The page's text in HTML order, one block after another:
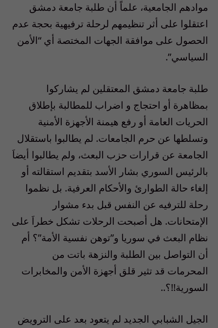
موادهم الجامعية، علماً أن طلبة جامعة دمشق
اعتقلوا على أثر تنظيمهم لرحلة ترفيهية بحجة عدم
الحصول على موافقة الجهات المختصة أي “الأمن
السياسي”.
طلبة جامعة دمشق المعتقلين لم يشاركوا
بمظاهرة أو احتجاج و اضراب للمطالبة بإطلاق
الحريات العامة أو رفع هيمنة الأجهزة الأمنية
وتسلطها عن حرم الجامعات. لم يطالبوا باستقلال
الجامعة عن قرارات حزب البعث، ولم يطالبوا أيضاَ
بالرئيس السوري بشار الأسد بتقديم استقالته أو
إلغاء حالة الطوارئ والأحكام العرفية. بل نظموا
رحلة للترفيه عن النفس قبل بدء مشوار
الإمتحانات. هل أصبحت الرحلات تشكل خطراَ على
نظام البعث في سوريا و”توهن نفسية الأمة”؟ أم
أن التواصل بين الطلبة والنزهة باتت من
المحرمات قد تثير قلق أجهزة الأمن والمخابرات
السورية!!؟..
الجيل الشبابي الجديد لم يتعود بعد على الترويض